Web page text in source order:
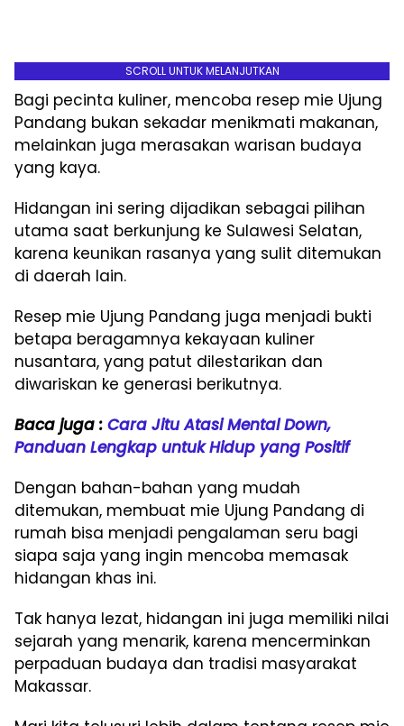
SCROLL UNTUK MELANJUTKAN
Bagi pecinta kuliner, mencoba resep mie Ujung
Pandang bukan sekadar menikmati makanan,
melainkan juga merasakan warisan budaya
yang kaya.
Hidangan ini sering dijadikan sebagai pilihan
utama saat berkunjung ke Sulawesi Selatan,
karena keunikan rasanya yang sulit ditemukan
di daerah lain.
Resep mie Ujung Pandang juga menjadi bukti
betapa beragamnya kekayaan kuliner
nusantara, yang patut dilestarikan dan
diwariskan ke generasi berikutnya.
Baca juga : Cara Jitu Atasi Mental Down,
Panduan Lengkap untuk Hidup yang Positif
Dengan bahan-bahan yang mudah
ditemukan, membuat mie Ujung Pandang di
rumah bisa menjadi pengalaman seru bagi
siapa saja yang ingin mencoba memasak
hidangan khas ini.
Tak hanya lezat, hidangan ini juga memiliki nilai
sejarah yang menarik, karena mencerminkan
perpaduan budaya dan tradisi masyarakat
Makassar.